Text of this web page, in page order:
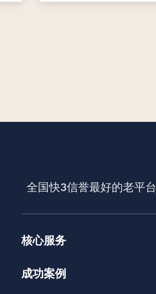
全国快3信誉最好的老平台
核心服务
成功案例